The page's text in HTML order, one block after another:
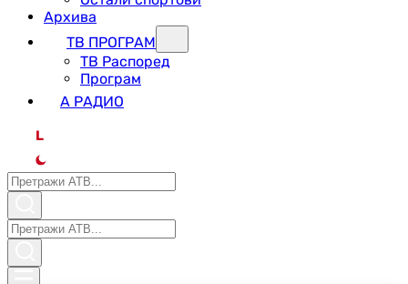
Архива
ТВ ПРОГРАМ
ТВ Распоред
Програм
А РАДИО
L